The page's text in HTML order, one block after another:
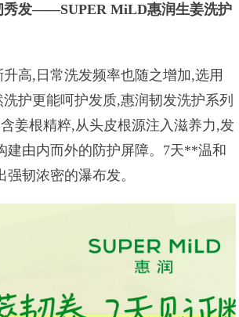
秀发——SUPER MiLD惠润生姜洗护
,日常洗发频率也随之增加,选用
护更能呵护发质,惠润韧发洗护系列
姜根精粹,从头皮根源注入滋养力,发
建由内而外的防护屏障。7天**温和
韧浓密的瀑布发。